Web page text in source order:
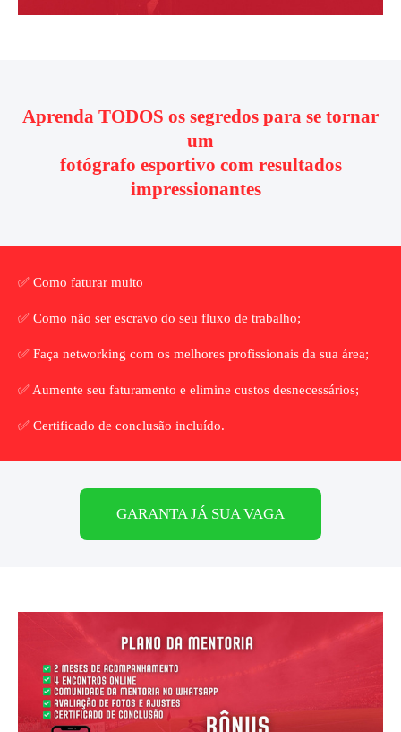
Aprenda TODOS os segredos para se tornar
um
fotógrafo esportivo com resultados
impressionantes
✅ Como faturar muito
✅ Como não ser escravo do seu fluxo de trabalho;
✅ Faça networking com os melhores profissionais da sua área;
✅ Aumente seu faturamento e elimine custos desnecessários;
✅ Certificado de conclusão incluído.
GARANTA JÁ SUA VAGA